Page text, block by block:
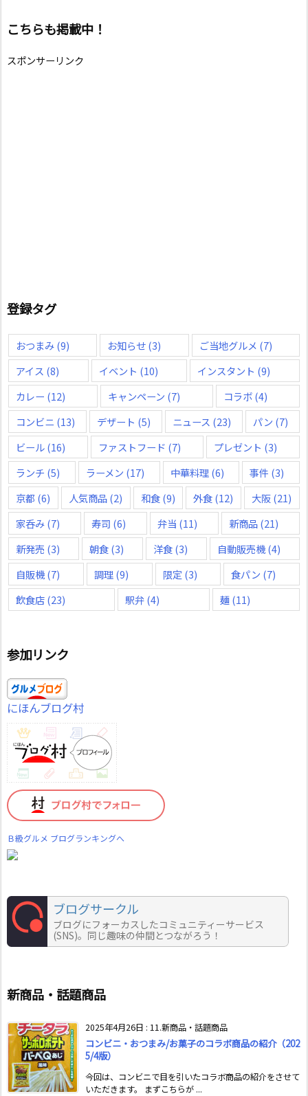
こちらも掲載中！
スポンサーリンク
登録タグ
おつまみ(9) お知らせ(3) ご当地グルメ (7)
アイス (8) イベント (10) インスタント (9)
カレー (12) キャンペーン (7) コラボ(4)
コンビニ (13) デザート (5) ニュース (23) パン (7)
ビール(16) ファストフード (7) プレゼント (3)
ランチ (5) ラーメン (17) 中華料理(6) 事件 (3)
京都 (6) 人気商品(2) 和食(9) 外食(12) 大阪(21)
家呑み(7) 寿司 (6) 弁当 (11) 新商品(21)
新発売 (3) 朝食(3) 洋食(3) 自動販売機(4)
自販機(7) 調理(9) 限定 (3) 食パン (7)
飲食店(23) 駅弁(4) 麺(11)
参加リンク
にほんブログ村
Ｂ級グルメ ブログランキングへ
ブログサークル
ブログにフォーカスしたコミュニティーサービス
(SNS)。同じ趣味の仲間とつながろう！
新商品・話題商品
2025年4月26日 : 11.新商品・話題商品
コンビニ・おつまみ/お菓子のコラボ商品の紹介（202
5/4版）
今回は、コンビニで目を引いたコラボ商品の紹介をさせて
いただきます。 まずこちらが ...